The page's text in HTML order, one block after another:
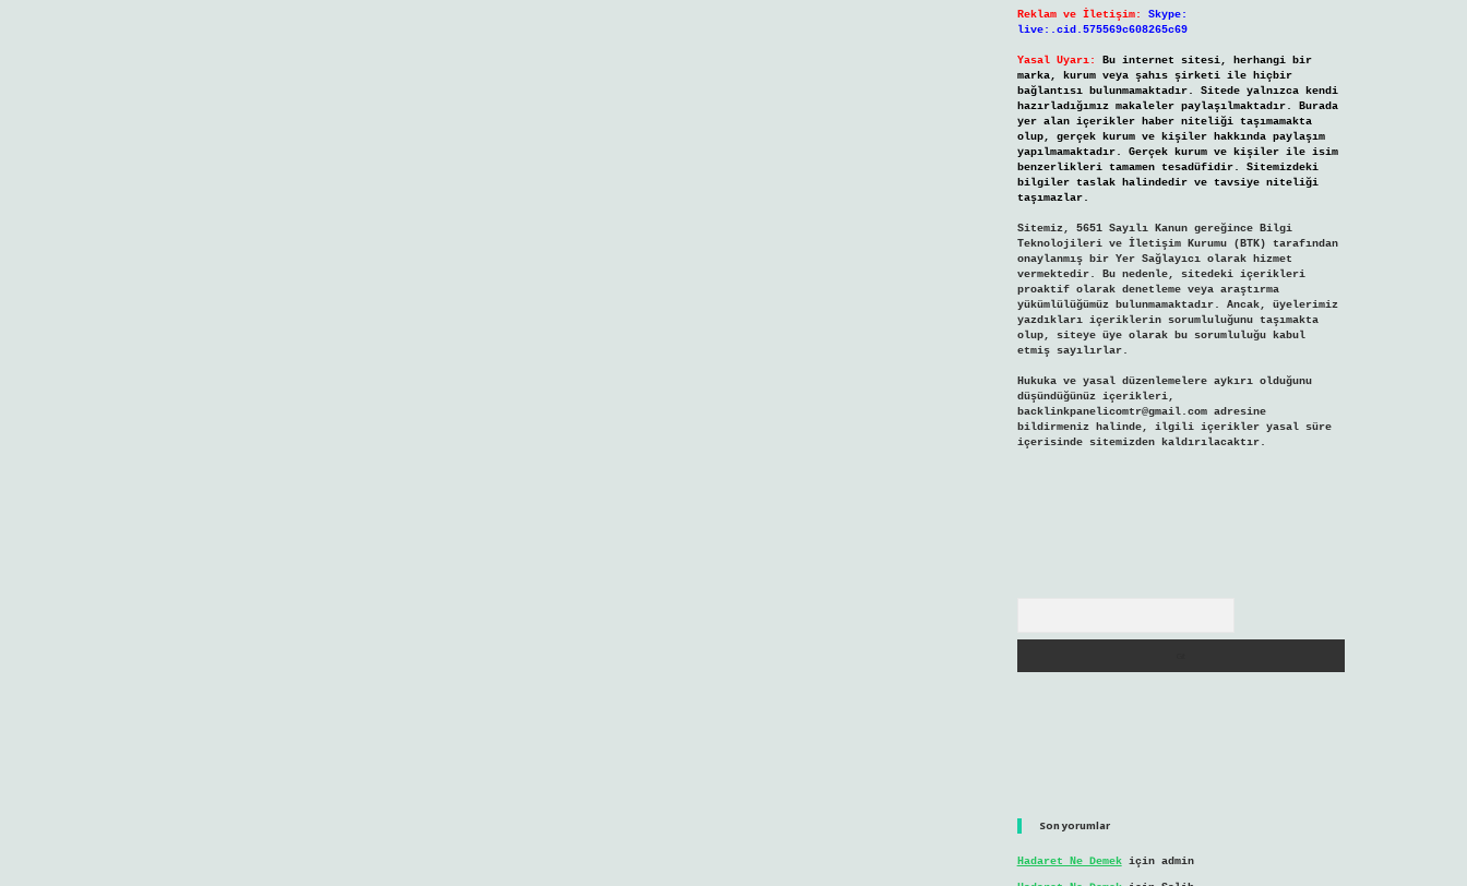
Reklam ve İletişim:
Skype:
live:.cid.575569c608265c69
Yasal Uyarı:
Bu internet sitesi, herhangi bir
marka, kurum veya şahıs şirketi ile hiçbir
bağlantısı bulunmamaktadır. Sitede yalnızca kendi
hazırladığımız makaleler paylaşılmaktadır. Burada
yer alan içerikler haber niteliği taşımamakta
olup, gerçek kurum ve kişiler hakkında paylaşım
yapılmamaktadır. Gerçek kurum ve kişiler ile isim
benzerlikleri tamamen tesadüfidir. Sitemizdeki
bilgiler taslak halindedir ve tavsiye niteliği
taşımazlar.
Sitemiz, 5651 Sayılı Kanun gereğince Bilgi
Teknolojileri ve İletişim Kurumu (BTK) tarafından
onaylanmış bir Yer Sağlayıcı olarak hizmet
vermektedir. Bu nedenle, sitedeki içerikleri
proaktif olarak denetleme veya araştırma
yükümlülüğümüz bulunmamaktadır. Ancak, üyelerimiz
yazdıkları içeriklerin sorumluluğunu taşımakta
olup, siteye üye olarak bu sorumluluğu kabul
etmiş sayılırlar.
Hukuka ve yasal düzenlemelere aykırı olduğunu
düşündüğünüz içerikleri,
backlinkpanelicomtr@gmail.comadresine
bildirmeniz halinde, ilgili içerikler yasal süre
içerisinde sitemizden kaldırılacaktır.
Son yorumlar
Hadaret Ne Demekiçin admin